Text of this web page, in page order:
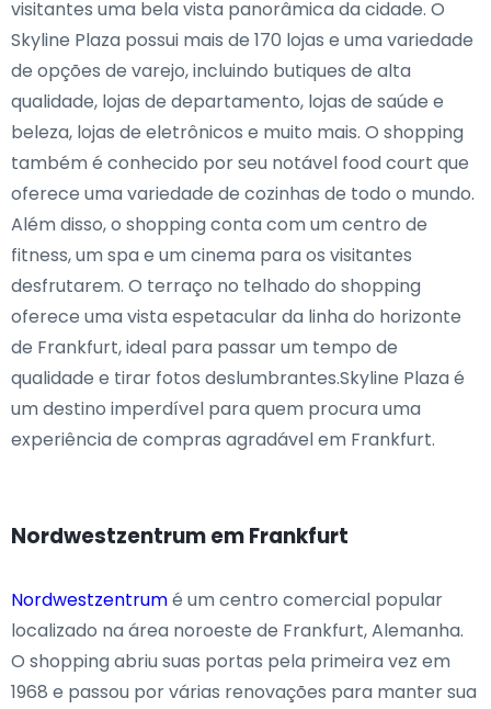
visitantes uma bela vista panorâmica da cidade. O
Skyline Plaza possui mais de 170 lojas e uma variedade
de opções de varejo, incluindo butiques de alta
qualidade, lojas de departamento, lojas de saúde e
beleza, lojas de eletrônicos e muito mais. O shopping
também é conhecido por seu notável food court que
oferece uma variedade de cozinhas de todo o mundo.
Além disso, o shopping conta com um centro de
fitness, um spa e um cinema para os visitantes
desfrutarem. O terraço no telhado do shopping
oferece uma vista espetacular da linha do horizonte
de Frankfurt, ideal para passar um tempo de
qualidade e tirar fotos deslumbrantes.Skyline Plaza é
um destino imperdível para quem procura uma
experiência de compras agradável em Frankfurt.
Nordwestzentrum em Frankfurt
Nordwestzentrumé um centro comercial popular
localizado na área noroeste de Frankfurt, Alemanha.
O shopping abriu suas portas pela primeira vez em
1968 e passou por várias renovações para manter sua